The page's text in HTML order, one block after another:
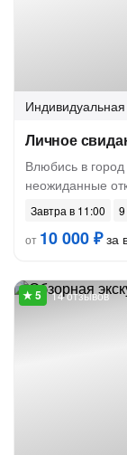
Индивидуальная
Личное
Влюбись в
неожиданные
Завтра в 11:00
9
от 10 000 ₽за
14 отзывов